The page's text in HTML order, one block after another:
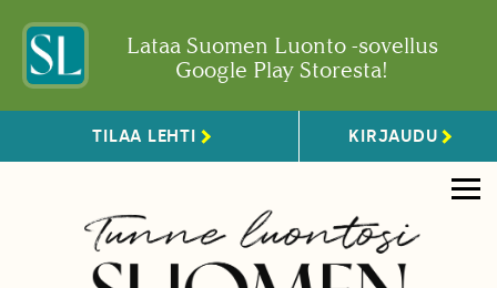
Lataa Suomen Luonto -sovellus
Google Play Storesta!
TILAA LEHTI KIRJAUDU